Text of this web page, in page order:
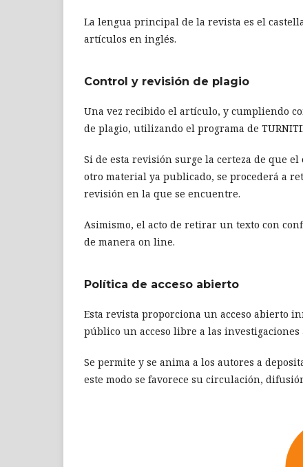
La lengua principal de la revista es el
artículos en inglés.
Control y revisión de plagio
Una vez recibido el artículo, y cumpliendo
de plagio, utilizando el programa de
Si de esta revisión surge la certeza de que
otro material ya publicado, se procederá a
revisión en la que se encuentre.
Asimismo, el acto de retirar un texto con
de manera on line.
Política de acceso abierto
Esta revista proporciona un acceso abierto
público un acceso libre a las
Se permite y se anima a los autores a
este modo se favorece su circulación,